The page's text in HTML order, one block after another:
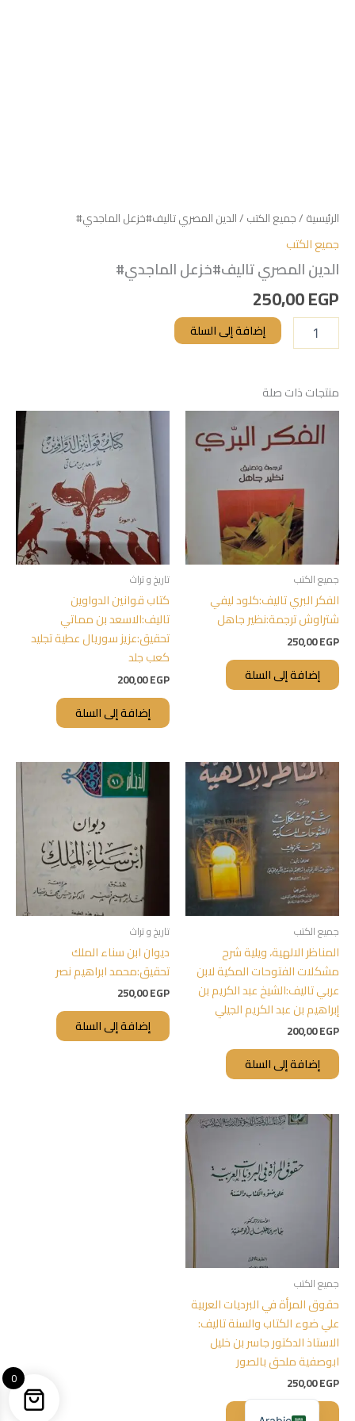
الرئيسية /جميع الكتب / الدين المصري تاليف#خزعل الماجدي#
جميع الكتب
الدين المصري تاليف#خزعل الماجدي#
250,00EGP
إضافة إلى السلة
منتجات ذات صلة
جميع الكتب
الفكر البري تاليف:كلود ليفي
شتراوش ترجمة:نظير جاهل
250,00EGP
إضافة إلى السلة
تاريخ و تراث
كتاب قوانين الدواوين
تاليف:الاسعد بن مماتي
تحقيق:عزيز سوريال عطية تجليد
كعب جلد
200,00EGP
إضافة إلى السلة
جميع الكتب
المناظر الالهية، ويلية شرح
مشكلات الفتوحات المكية لابن
عربي تاليف:الشيخ عبد الكريم بن
إبراهيم بن عبد الكريم الجيلي
200,00EGP
إضافة إلى السلة
تاريخ و تراث
ديوان ابن سناء الملك
تحقيق:محمد ابراهيم نصر
250,00EGP
إضافة إلى السلة
جميع الكتب
حقوق المرأة في البرديات العربية
علي ضوء الكتاب والسنة تاليف:
الاستاذ الدكتور جاسر بن خليل
ابوصفية ملحق بالصور
250,00EGP
إضافة إلى السلة
0